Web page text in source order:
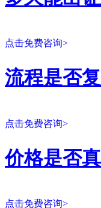
点击免费咨询>
流程是否
点击免费咨询>
价格是否
点击免费咨询>